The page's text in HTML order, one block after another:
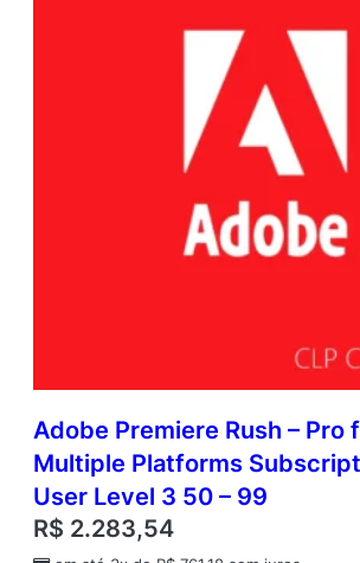
Adobe Premiere Rush – Pro
Multiple Platforms
User Level 3 50 – 99
R$ 2.283,54